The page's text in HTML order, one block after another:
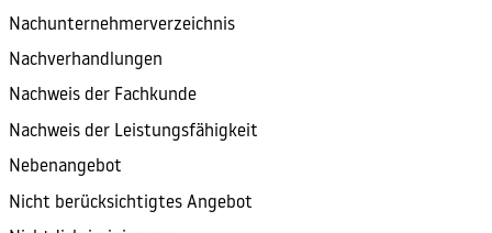
Nachunternehmerverzeichnis
Nachverhandlungen
Nachweis der Fachkunde
Nachweis der Leistungsfähigkeit
Nebenangebot
Nicht berücksichtigtes Angebot